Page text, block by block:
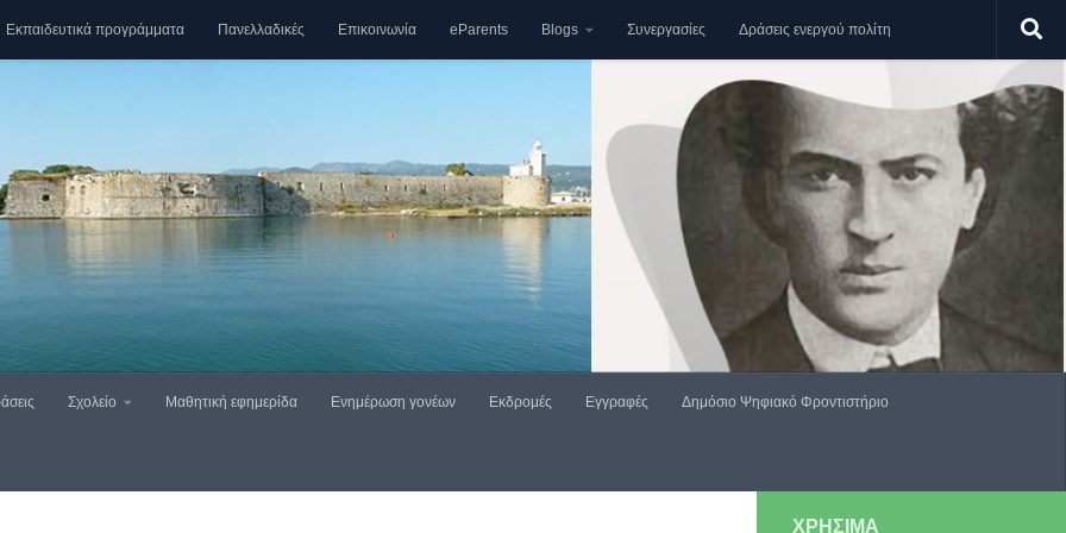
Εκπαιδευτικά προγράμματα Πανελλαδικές Επικοινωνία eParents Blogs Συνεργασίες Δράσεις ενεργού πολίτη
Σχολείο Μαθητική εφημερίδα Ενημέρωση γονέων Εκδρομές Εγγραφές Δημόσιο Ψηφιακό Φροντιστήριο
ΧΡΗΣΙΜΑ